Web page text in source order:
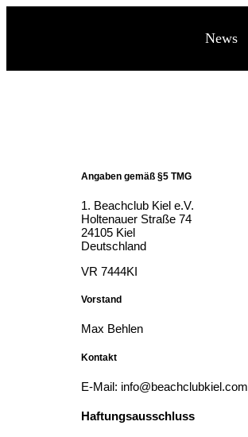
News
Angaben gemäß §5 TMG
1. Beachclub Kiel e.V.
Holtenauer Straße 74
24105 Kiel
Deutschland
VR 7444KI
Vorstand
Max Behlen
Kontakt
E-Mail: info@beachclubkiel.com
Haftungsausschluss